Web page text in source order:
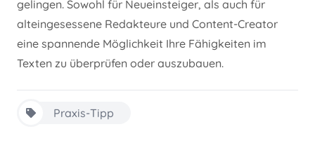
gelingen. Sowohl für Neueinsteiger, als auch für
alteingesessene Redakteure und Content-Creator
eine spannende Möglichkeit Ihre Fähigkeiten im
Texten zu überprüfen oder auszubauen.
Praxis-Tipp